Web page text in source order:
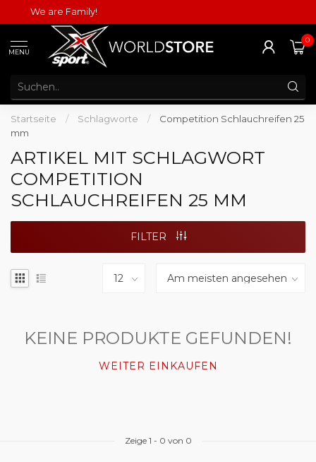
We are Family!
MENU
0
Startseite / Schlagworte /
Competition Schlauchreifen 25
mm
ARTIKEL MIT SCHLAGWORT
COMPETITION
SCHLAUCHREIFEN 25 MM
FILTER
KEINE PRODUKTE GEFUNDEN!
WEITER EINKAUFEN
Zeige 1 - 0 von 0